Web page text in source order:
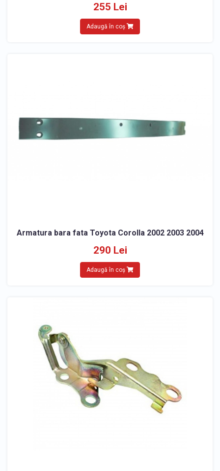
255 Lei
Adaugă în coș
Armatura bara fata Toyota Corolla 2002 2003 2004
290 Lei
Adaugă în coș